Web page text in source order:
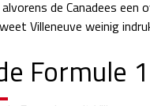
de Canadees een
Villeneuve weinig
Formule 1